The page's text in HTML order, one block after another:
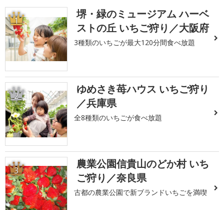
1
堺・緑のミュージアム ハーベ
ストの丘 いちご狩り／大阪府
3種類のいちごが最大120分間食べ放題
2
ゆめさき苺ハウス いちご狩り
／兵庫県
全8種類のいちごが食べ放題
3
農業公園信貴山のどか村 いち
ご狩り／奈良県
古都の農業公園で新ブランドいちごを満喫